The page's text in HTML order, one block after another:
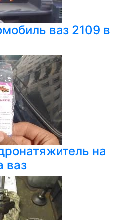
ваз 2109 в
на
ваз